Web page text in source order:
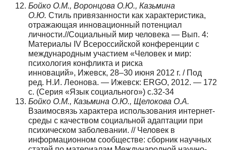
Бойко О.М., Воронцова О.Ю., Казьмина
О.Ю. Стиль привязанности как характеристика,
отражающая инновационный потенциал
личности.//Социальный мир человека — Вып. 4:
Материалы IV Всероссийской конференции с
международным участием «Человек и мир:
психология конфликта и риска
инноваций», Ижевск, 28–30 июня 2012 г. / Под
ред. Н.И. Леонова. — Ижевск: ERGO, 2012. — 172
с. (Серия «Язык социального») с.32-34
Бойко О.М., Казьмина О.Ю., Щелокова О.А.
Взаимосвязь характера использования интернет-
среды с качеством социальной адаптации при
психическом заболевании. // Человек в
информационном сообществе: сборник научных